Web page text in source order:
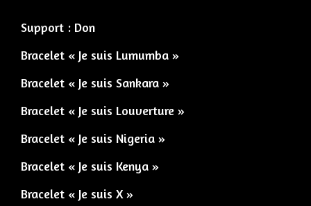
Support : Don
Bracelet « Je suis Lumumba »
Bracelet « Je suis Sankara »
Bracelet « Je suis Louverture »
Bracelet « Je suis Nigeria »
Bracelet « Je suis Kenya »
Bracelet « Je suis X »